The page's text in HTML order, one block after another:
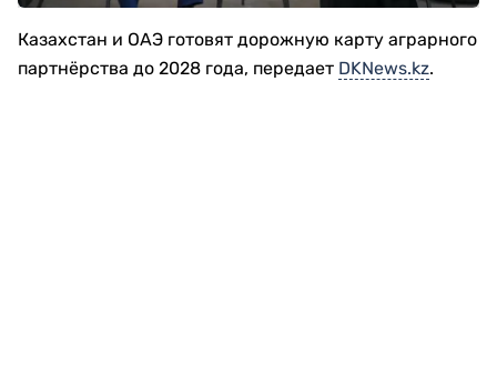
Казахстан и ОАЭ готовят дорожную карту аграрного
партнёрства до 2028 года, передает DKNews.kz.